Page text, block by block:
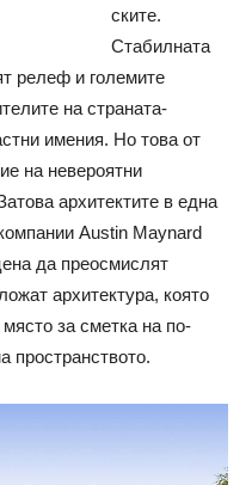
ските.
Стабилната
релеф и големите
на страната-
имения. Но това от
на невероятни
архитектите в една
Austin Maynard
да преосмислят
архитектура, която
за сметка на по-
пространството.